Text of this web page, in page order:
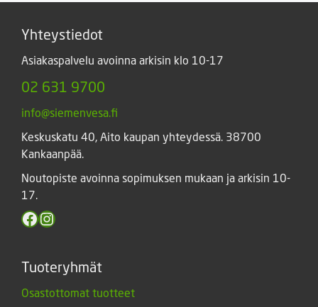
Yhteystiedot
Asiakaspalvelu avoinna arkisin klo 10-17
02 631 9700
info@siemenvesa.fi
Keskuskatu 40, Aito kaupan yhteydessä. 38700
Kankaanpää.
Noutopiste avoinna sopimuksen mukaan ja arkisin 10-
17.
Facebook
Instagram
Tuoteryhmät
Osastottomat tuotteet